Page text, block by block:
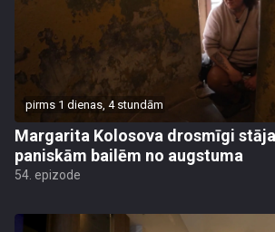
pirms 1 dienas, 4 stundām
Margarita Kolosova drosmīgi
paniskām bailēm no augstuma
54. epizode